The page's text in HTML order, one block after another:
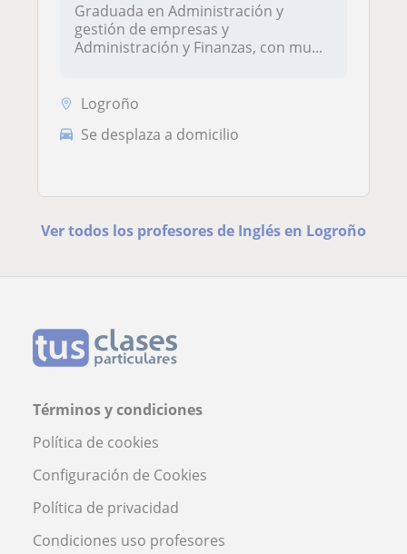
Graduada en Administración y
gestión de empresas y
Administración y Finanzas, con mu...
Logroño
Se desplaza a domicilio
Ver todos los profesores de Inglés en Logroño
Términos y condiciones
Política de cookies
Configuración de Cookies
Política de privacidad
Condiciones uso profesores